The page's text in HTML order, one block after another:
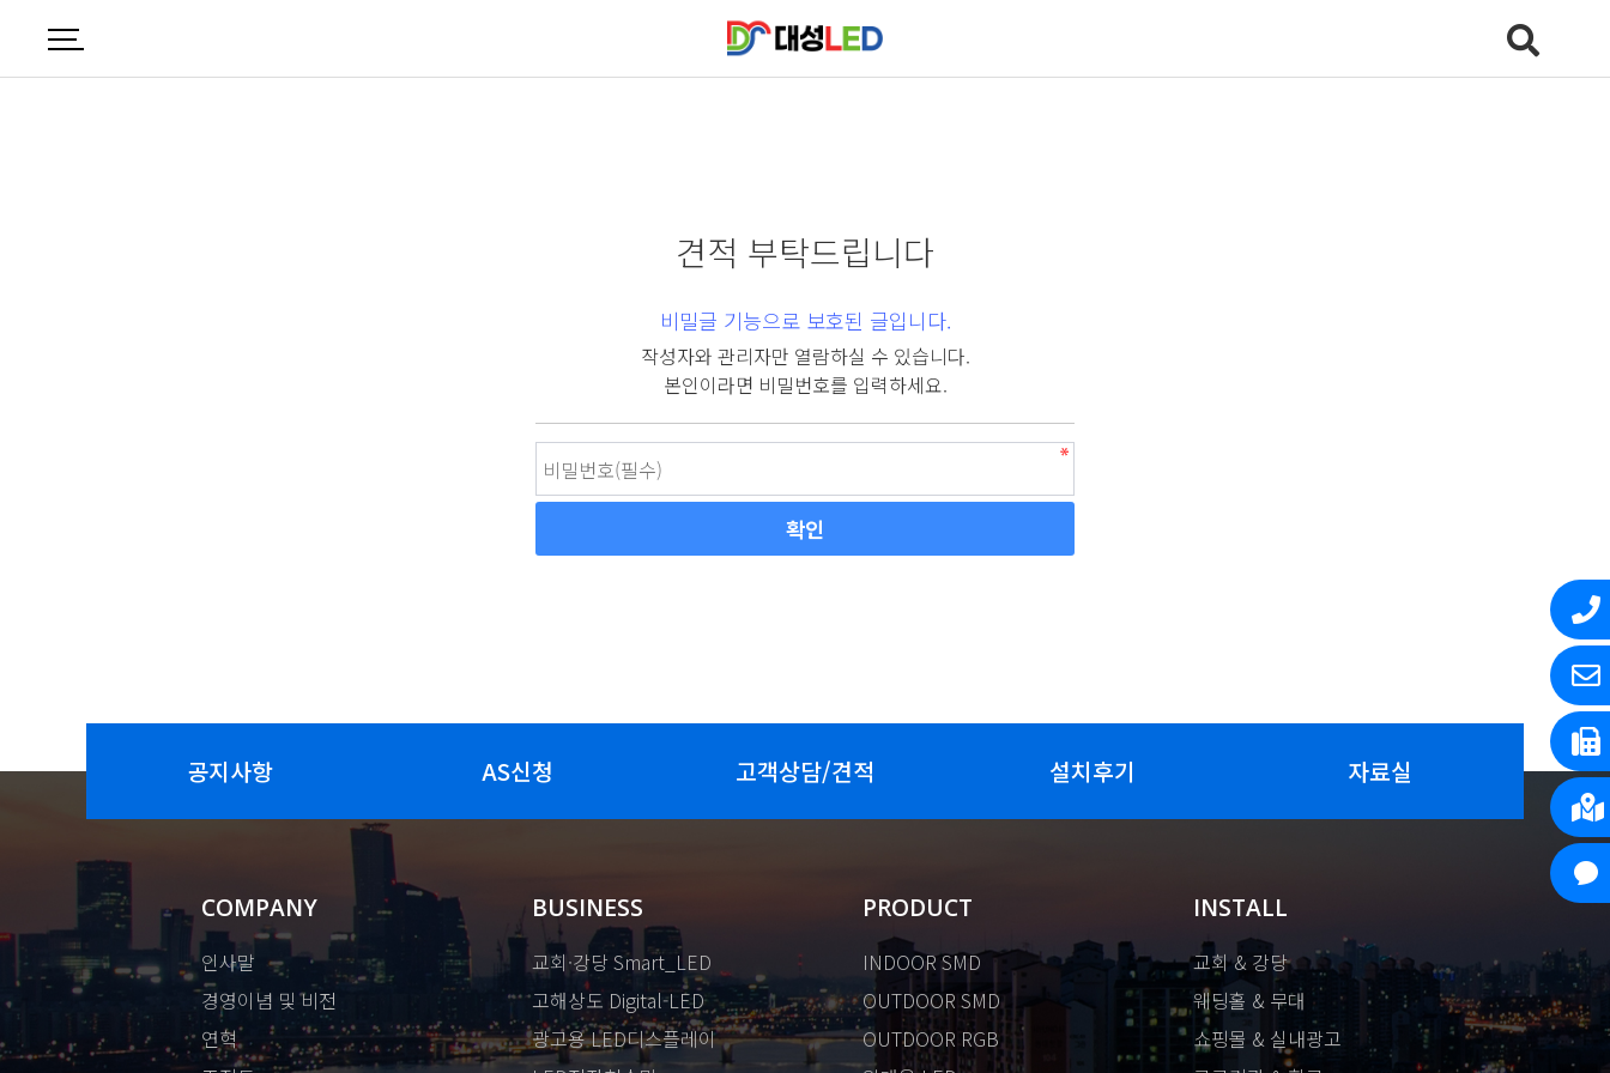
견적 부탁드립니다
비밀글 기능으로 보호된 글입니다.
작성자와 관리자만 열람하실 수 있습니다.
본인이라면 비밀번호를 입력하세요.
공지사항 AS신청 고객상담/견적 설치후기 자료실
COMPANY
인사말
경영이념 및 비전
연혁
BUSINESS
교회·강당 Smart_LED
고해상도 Digital-LED
광고용 LED디스플레이
PRODUCT
INDOOR SMD
OUTDOOR SMD
OUTDOOR RGB
INSTALL
교회 & 강당
웨딩홀 & 무대
쇼핑몰 & 실내광고